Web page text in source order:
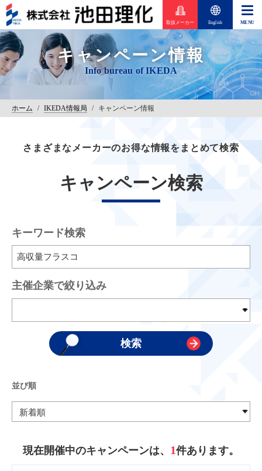
取扱メーカー English
キャンペーン情報
ホーム / IKEDA情報局 / キャンペーン情報
さまざまなメーカーのお得な情報をまとめて検索
キャンペーン検索
キーワード検索
主催企業で絞り込み
並び順
現在開催中のキャンペーンは、 1件あります。